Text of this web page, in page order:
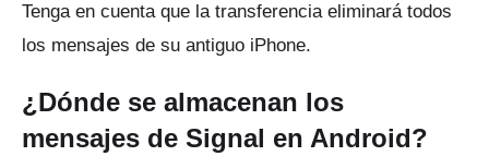
Tenga en cuenta que la transferencia eliminará todos
los mensajes de su antiguo iPhone.
¿Dónde se almacenan los
mensajes de Signal en Android?